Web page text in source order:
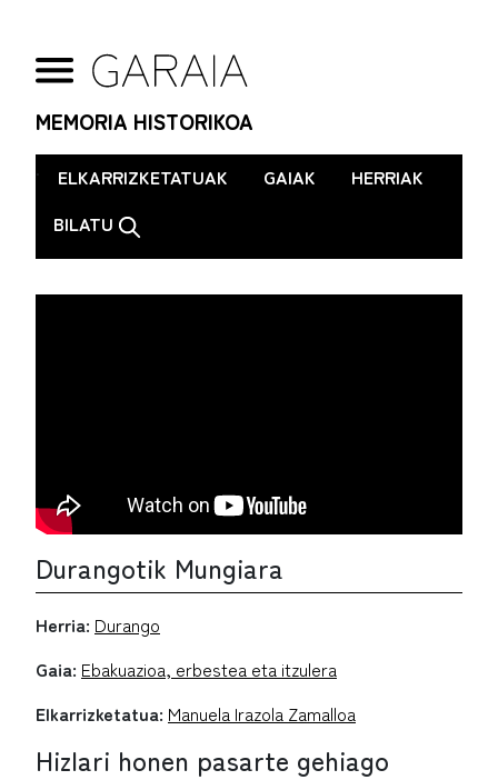
MEMORIA HISTORIKOA
. ELKARRIZKETATUAK GAIAK
HERRIAK
BILATU
Durangotik Mungiara
Herria: Durango
Gaia: Ebakuazioa, erbestea eta itzulera
Elkarrizketatua: Manuela Irazola Zamalloa
Hizlari honen pasarte gehiago